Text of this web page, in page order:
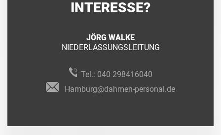
INTERESSE?
JÖRG WALKE
NIEDERLASSUNGSLEITUNG
Tel.: 040 298416040
Hamburg@dahmen-personal.de